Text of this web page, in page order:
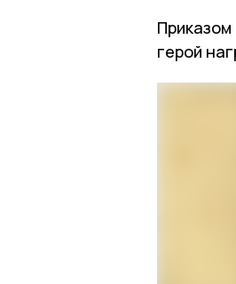
Приказом
герой